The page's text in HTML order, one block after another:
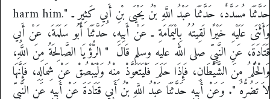
harm him." حَدَّثَنَا مُسَدَّدٌ، حَدَّثَنَا عَبْدُ اللَّهِ بْنُ يَحْيَى بْنِ أَبِي كَثِيرٍ ـ
وَأَثْنَى عَلَيْهِ خَيْرًا لَقِيتُهُ بِالْيَمَامَةِ ـ عَنْ أَبِيهِ، حَدَّثَنَا أَبُو سَلَمَةَ، عَنْ أَبِي
قَتَادَةَ، عَنِ النَّبِيِّ صلى الله عليه وسلم قَالَ ‏ "‏ الرُّؤْيَا الصَّالِحَةُ مِنَ اللَّهِ،
وَالْحُلْمُ مِنَ الشَّيْطَانِ، فَإِذَا حَلَمَ فَلْيَتَعَوَّذْ مِنْهُ وَلْيَبْصُقْ عَنْ شِمَالِهِ، فَإِنَّهَا
لاَ تَضُرُّهُ ‏"‏‏.‏ وَعَنْ أَبِيهِ حَدَّثَنَا عَبْدُ اللَّهِ بْنُ أَبِي قَتَادَةَ عَنْ أَبِيهِ عَنِ النَّبِيِّ